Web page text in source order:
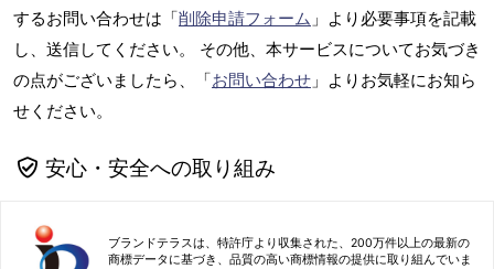
するお問い合わせは「削除申請フォーム 」より必要事項を記載
し、送信してください。 その他、本サービスについてお気づき
の点がございましたら、「お問い合わせ 」よりお気軽にお知ら
せください。
安心・安全への取り組み
ブランドテラスは、特許庁より収集された、200万件以上の最新の
商標データに基づき、品質の高い商標情報の提供に取り組んでいま